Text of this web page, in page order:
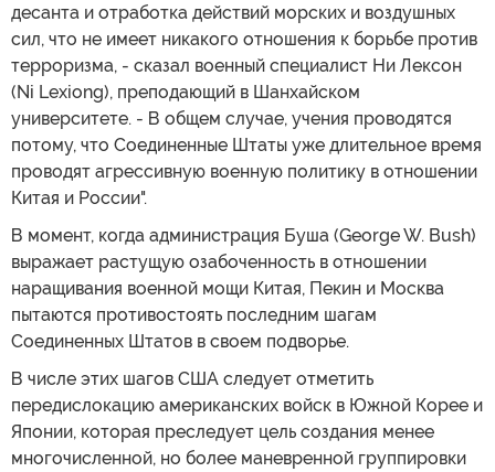
десанта и отработка действий морских и воздушных
сил, что не имеет никакого отношения к борьбе против
терроризма, - сказал военный специалист Ни Лексон
(Ni Lexiong), преподающий в Шанхайском
университете. - В общем случае, учения проводятся
потому, что Соединенные Штаты уже длительное время
проводят агрессивную военную политику в отношении
Китая и России".
В момент, когда администрация Буша (George W. Bush)
выражает растущую озабоченность в отношении
наращивания военной мощи Китая, Пекин и Москва
пытаются противостоять последним шагам
Соединенных Штатов в своем подворье.
В числе этих шагов США следует отметить
передислокацию американских войск в Южной Корее и
Японии, которая преследует цель создания менее
многочисленной, но более маневренной группировки